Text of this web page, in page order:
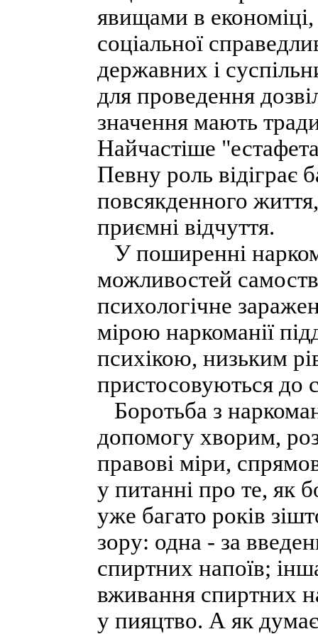
явищами в
соціальної
державних і
для проведення
значення мають
Найчастіше
Певну роль відіграє
повсякденного
приємні відчуття.
У поширенні
можливостей
психологічне
мірою наркоманії
психікою, низьким
пристосовуються до
Боротьба з
допомогу хворим,
правові міри,
у питанні про те, як
уже багато років
зору: одна - за
спиртних напоїв;
вживання спиртних
у пияцтво. А як